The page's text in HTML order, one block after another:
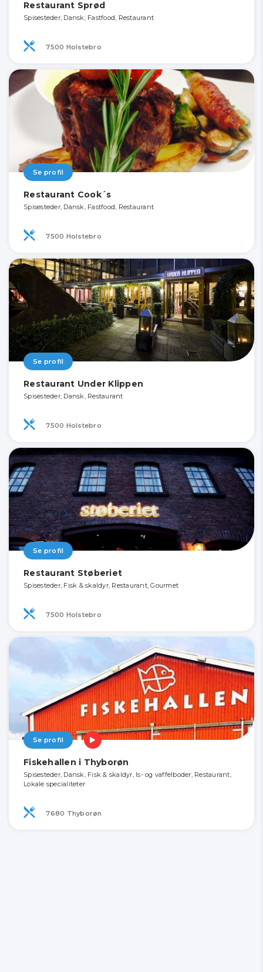
Restaurant Sprød
Spisesteder, Dansk, Fastfood, Restaurant
7500 Holstebro
Se profil
Restaurant Cook´s
Spisesteder, Dansk, Fastfood, Restaurant
7500 Holstebro
Se profil
Restaurant Under Klippen
Spisesteder, Dansk, Restaurant
7500 Holstebro
Se profil
Restaurant Støberiet
Spisesteder, Fisk & skaldyr, Restaurant, Gourmet
7500 Holstebro
Se profil
Fiskehallen i Thyborøn
Spisesteder, Dansk, Fisk & skaldyr, Is- og vaffelboder, Restaurant,
Lokale specialiteter
7680 Thyborøn